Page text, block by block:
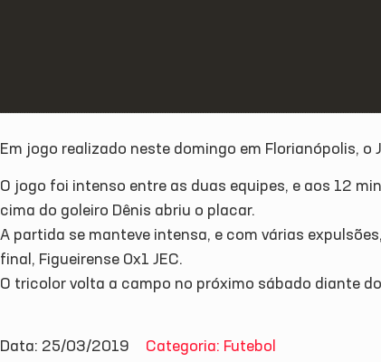
Em jogo realizado neste domingo em Florianópolis,
O jogo foi intenso entre as duas equipes, e aos 12
cima do goleiro Dênis abriu o placar.
A partida se manteve intensa, e com várias
final, Figueirense 0x1 JEC.
O tricolor volta a campo no próximo sábado diante
Data: 25/03/2019 Categoria: Futebol